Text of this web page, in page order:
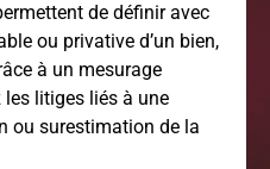
de définir avec
ou privative d’un bien,
à un mesurage
litiges liés à une
ou surestimation de la